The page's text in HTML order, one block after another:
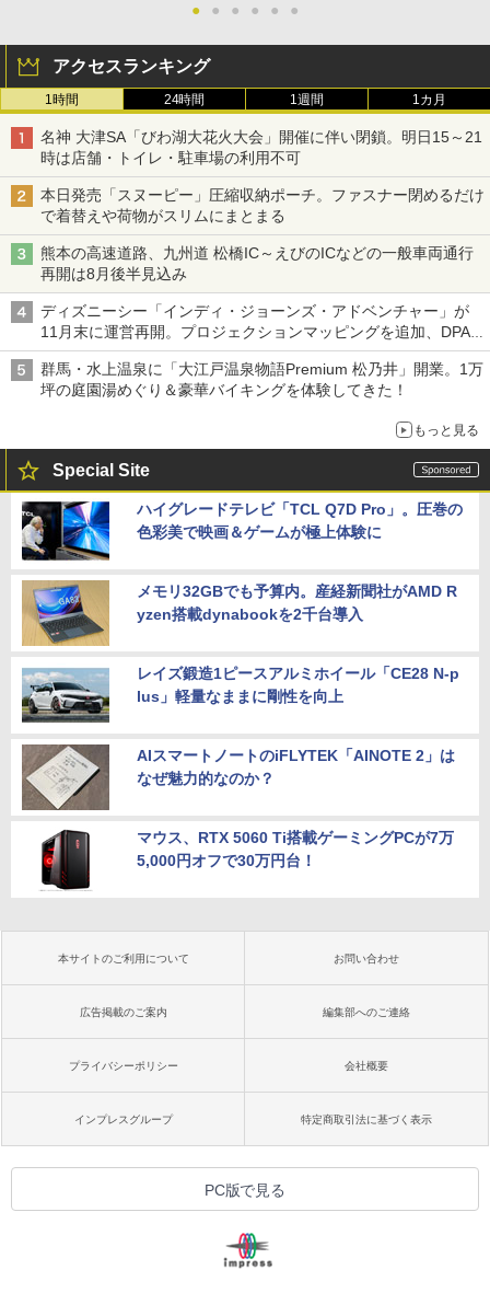
● ● ● ● ● ●
アクセスランキング
1時間 24時間 1週間 1カ月
名神 大津SA「びわ湖大花火大会」開催に伴い閉鎖。明日15～21
時は店舗・トイレ・駐車場の利用不可
本日発売「スヌーピー」圧縮収納ポーチ。ファスナー閉めるだけ
で着替えや荷物がスリムにまとまる
熊本の高速道路、九州道 松橋IC～えびのICなどの一般車両通行
再開は8月後半見込み
ディズニーシー「インディ・ジョーンズ・アドベンチャー」が
11月末に運営再開。プロジェクションマッピングを追加、DPA
は1500円
群馬・水上温泉に「大江戸温泉物語Premium 松乃井」開業。1万
坪の庭園湯めぐり＆豪華バイキングを体験してきた！
もっと見る
Special Site
ハイグレードテレビ「TCL Q7D Pro」。圧巻の
色彩美で映画＆ゲームが極上体験に
メモリ32GBでも予算内。産経新聞社がAMD R
yzen搭載dynabookを2千台導入
レイズ鍛造1ピースアルミホイール「CE28 N-p
lus」軽量なままに剛性を向上
AIスマートノートのiFLYTEK「AINOTE 2」は
なぜ魅力的なのか？
マウス、RTX 5060 Ti搭載ゲーミングPCが7万
5,000円オフで30万円台！
本サイトのご利用について お問い合わせ
広告掲載のご案内 編集部へのご連絡
プライバシーポリシー 会社概要
インプレスグループ 特定商取引法に基づく表示
PC版で見る